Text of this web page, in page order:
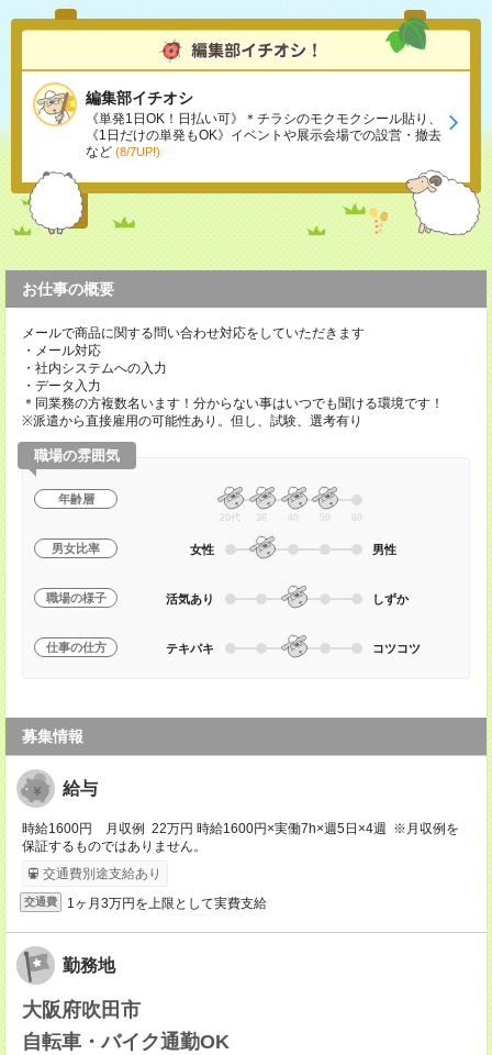
編集部イチオシ
《単発1日OK！日払い可》＊チラシのモクモクシール貼り、
《1日だけの単発もOK》イベントや展示会場での設営・撤去
など (8/7UP!)
お仕事の概要
メールで商品に関する問い合わせ対応をしていただきます
・メール対応
・社内システムへの入力
・データ入力
＊同業務の方複数名います！分からない事はいつでも聞ける環境です！
※派遣から直接雇用の可能性あり。但し、試験、選考有り
職場の雰囲気
年齢層
20代 30 40 50 60
男女比率 女性 男性
職場の様子 活気あり しずか
仕事の仕方 テキパキ コツコツ
募集情報
給与
時給1600円 月収例 22万円 時給1600円×実働7h×週5日×4週 ※月収例を
保証するものではありません。
交通費別途支給あり
交通費 1ヶ月3万円を上限として実費支給
勤務地
大阪府吹田市
自転車・バイク通勤OK